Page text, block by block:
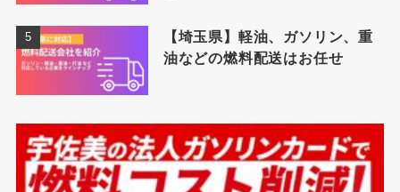
【埼玉県】軽油、ガソリン、重
油などの燃料配送はお任せ